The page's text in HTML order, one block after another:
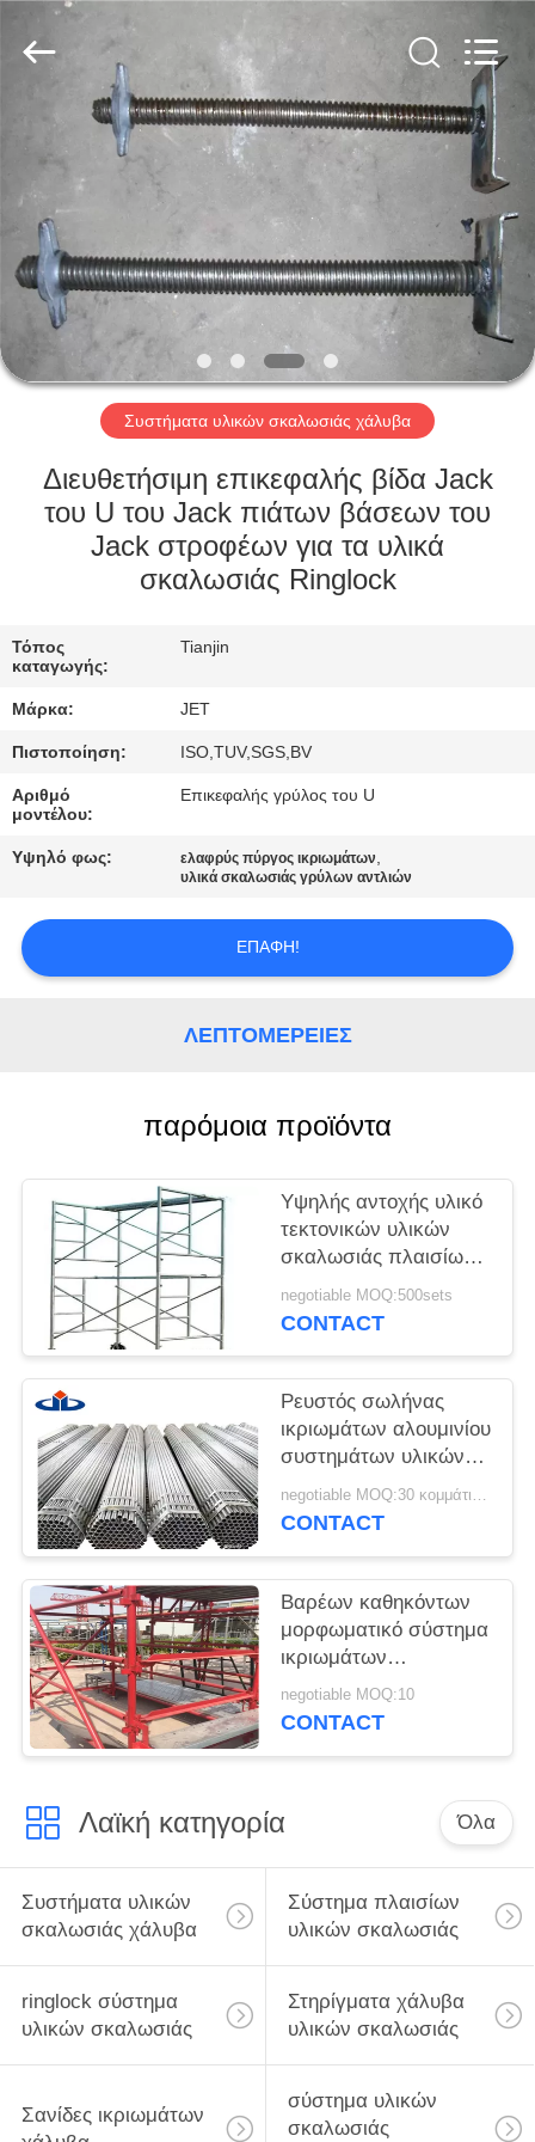
ΑΡΧΙΚΉ
ΣΕΛΊΔΑ
ΠΡΟΪΌΝΤΑ
ΣΧΕΤΙΚΆ
ΜΕ
ΕΜΆΣ
ΕΡΓΟΣΤΆΣΙΟ
ΠΕΡΙΉΓΗΣΗ
ΠΟΙΟΤΙΚΌΣ
ΕΠΙΚΟΙΝΩΝΉΣΤΕ
ΜΑΖΊ
ΜΑΣ
ΖΗΤΉΣΤΕ
ΑΠΌΣΠΑΣΜΑ
Formwork
System
Συστήματα υλικών σκαλωσιάς χάλυβα
Διευθετήσιμη επικεφαλής βίδα Jack
του U του Jack πιάτων βάσεων του
Jack στροφέων για τα υλικά
σκαλωσιάς Ringlock
Τόπος
καταγωγής:
Tianjin
Μάρκα: JET
Πιστοποίηση: ISO,TUV,SGS,BV
Αριθμό
μοντέλου:
Επικεφαλής γρύλος του U
Υψηλό φως: ελαφρύς πύργος ικριωμάτων,
υλικά σκαλωσιάς γρύλων αντλιών
ΕΠΑΦΉ!
ΛΕΠΤΟΜΈΡΕΙΕΣ
παρόμοια προϊόντα
Υψηλής αντοχής υλικό
τεκτονικών υλικών
σκαλωσιάς πλαισίων
χάλυβα Χ για την
κατασκευή
negotiable MOQ:500sets
CONTACT
Ρευστός σωλήνας
ικριωμάτων αλουμινίου
συστημάτων υλικών
σκαλωσιάς χάλυβα
σωλήνων ανά πόδι
negotiable MOQ:30 κομμάτι/κομμάτια
CONTACT
Βαρέων καθηκόντων
μορφωματικό σύστημα
ικριωμάτων
συστημάτων υλικών
σκαλωσιάς χάλυβα
negotiable MOQ:10
CONTACT
Λαϊκή κατηγορία Όλα
Συστήματα υλικών
σκαλωσιάς χάλυβα
Σύστημα πλαισίων
υλικών σκαλωσιάς
ringlock σύστημα
υλικών σκαλωσιάς
Στηρίγματα χάλυβα
υλικών σκαλωσιάς
Σανίδες ικριωμάτων
σύστημα υλικών
σκαλωσιάς